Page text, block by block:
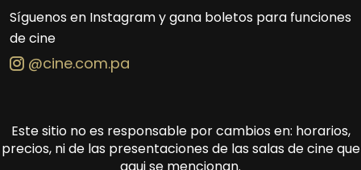
Síguenos en Instagram y gana boletos para funciones
de cine
@cine.com.pa
Este sitio no es responsable por cambios en: horarios,
precios, ni de las presentaciones de las salas de cine que